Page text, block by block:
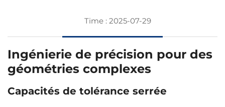
Time : 2025-07-29
Ingénierie de précision pour des
géométries complexes
Capacités de tolérance serrée